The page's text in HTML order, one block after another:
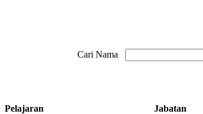
Cari Nama
Pelajaran Jabatan